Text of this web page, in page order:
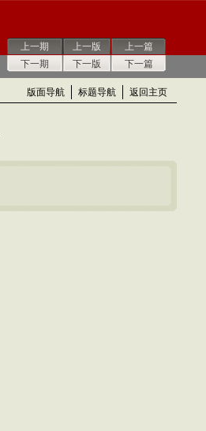
上一期
下一期
上一版
下一版
上一篇
下一篇
版面导航 标题导航 返回主页